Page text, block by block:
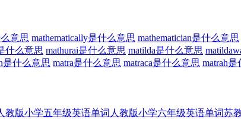
么意思 mathematically是什么意思 mathematician是什么意思
什么意思 mathurai是什么意思 matilda是什么意思
是什么意思 matra是什么意思 matraca是什么意思 matrah
教版小学五年级英语单词 人教版小学六年级英语单词苏